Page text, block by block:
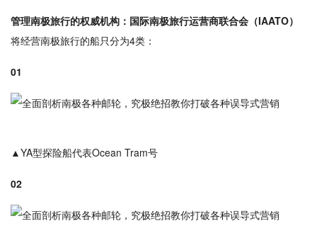
管理南极旅行的权威机构：国际南极旅行运营商联合会（IAATO）
将经营南极旅行的船只分为4类：
01
▲YA型探险船代表Ocean Tram号
02